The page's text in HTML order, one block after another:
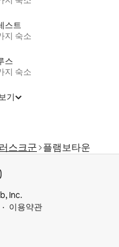
스트
지 숙소
스
지 숙소
기
러스크군 플램보타운
Inc.
이용약관